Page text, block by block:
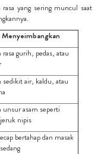
yang sering muncul saat
Menyeimbangkan
gurih, pedas, atau
sedikit air, kaldu, atau
unsur asam seperti
nipis
bertahap dan masak